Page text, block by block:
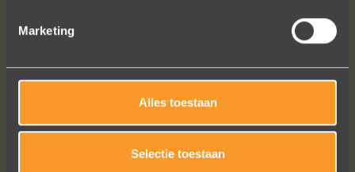
Marketing
Alles toestaan
Selectie toestaan
Bekijk al onze reviews